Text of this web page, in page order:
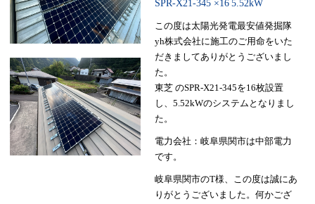
SPR-X21-345 ×16 5.52kW
この度は太陽光発電最安値発掘隊
yh株式会社に施工のご用命をいた
だきましてありがとうございまし
た。
東芝 のSPR-X21-345を16枚設置
し、5.52kWのシステムとなりまし
た。
電力会社：岐阜県関市は中部電力
です。
岐阜県関市のT様、この度は誠にあ
りがとうございました。何かござ